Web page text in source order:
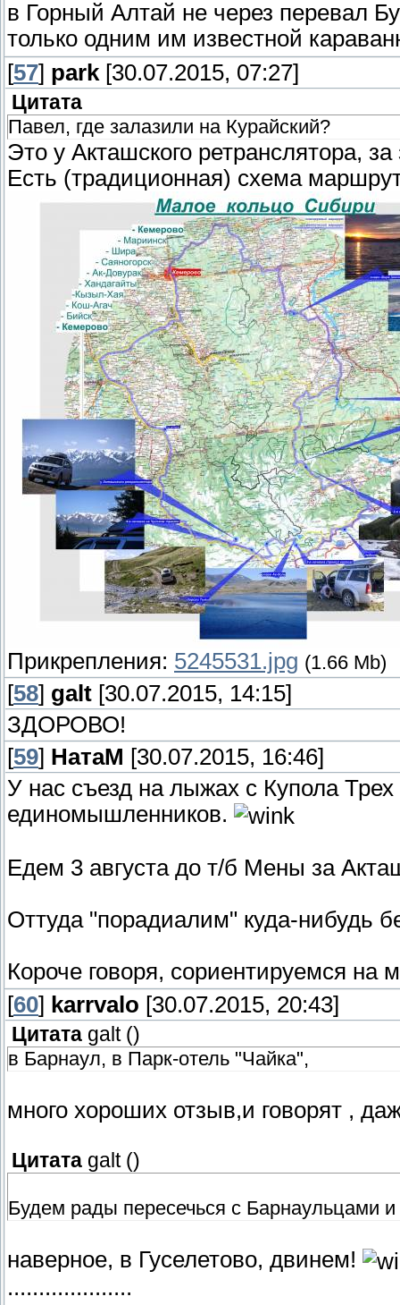
в Горный Алтай не через перевал
только одним им известной
[57] park [30.07.2015, 07:27]
Цитата
Павел, где залазили на Курайский?
Это у Акташского ретранслятора,
Есть (традиционная) схема
Прикрепления: 5245531.jpg (1.66 Mb)
[58] galt [30.07.2015, 14:15]
ЗДОРОВО!
[59] НатаМ [30.07.2015, 16:46]
У нас съезд на лыжах с Купола
единомышленников.
Едем 3 августа до т/б Мены за
Оттуда "порадиалим" куда-нибудь
Короче говоря, сориентируемся на
[60] karrvalo [30.07.2015, 20:43]
Цитата galt()
в Барнаул, в Парк-отель "Чайка",
много хороших отзыв,и говорят ,
Цитата galt()
Будем рады пересечься с Барнаульцами и
наверное, в Гуселетово, двинем!
....................